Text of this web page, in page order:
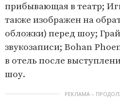
прибывающая в театр;
также изображен на
обложки) перед шоу;
звукозаписи; Bohan
в отель после
шоу.
РЕКЛАМА –